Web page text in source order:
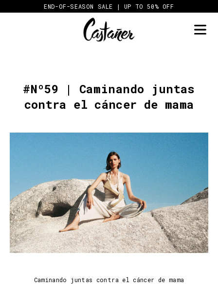
to
END-OF-SEASON SALE | UP TO 50% OFF
#Nº59 | Caminando juntas
contra el cáncer de mama
Caminando juntas contra el cáncer de mama